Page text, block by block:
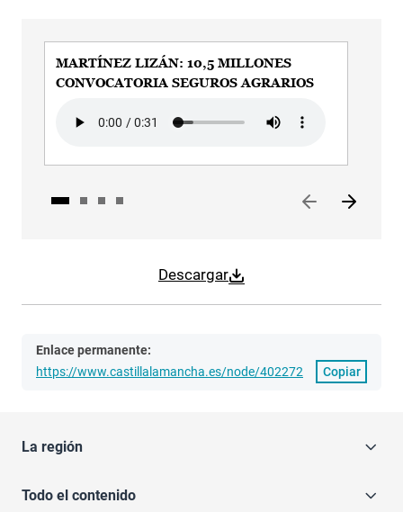
Descargar
MARTÍNEZ LIZÁN: 10,5 MILLONES
CONVOCATORIA SEGUROS AGRARIOS
Enlace permanente:
https://www.castillalamancha.es/node/402272
Copiar
La región
Todo el contenido